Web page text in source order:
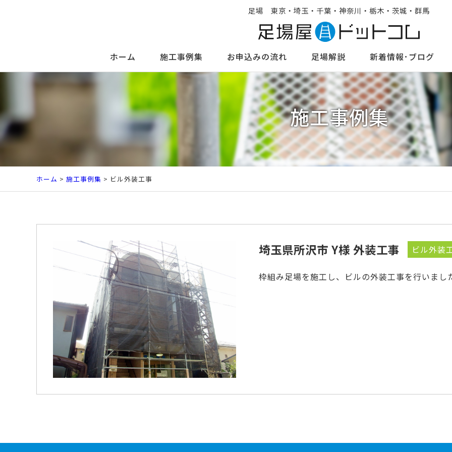
足場 東京・埼玉・千葉・神奈川・栃木・茨城・群馬
ホーム 施工事例集 お申込みの流れ 足場解説 新着情報･ブログ
施工事例集
ホーム > 施工事例集 > ビル外装工事
埼玉県所沢市 Y様 外装工事 ビル外装
枠組み足場を施工し、ビルの外装工事を行いまし